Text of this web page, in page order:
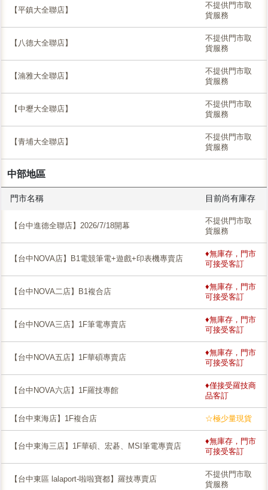
【平鎮大全聯店】
不提供門市取
貨服務
【八德大全聯店】
不提供門市取
貨服務
【湳雅大全聯店】
不提供門市取
貨服務
【中壢大全聯店】
不提供門市取
貨服務
【青埔大全聯店】
不提供門市取
貨服務
中部地區
門市名稱 目前尚有庫存
【台中進德全聯店】2026/7/18開幕
不提供門市取
貨服務
【台中NOVA店】B1電競筆電+遊戲+印表機專賣店
♦無庫存，門市
可接受客訂
【台中NOVA二店】B1複合店
♦無庫存，門市
可接受客訂
【台中NOVA三店】1F筆電專賣店
♦無庫存，門市
可接受客訂
【台中NOVA五店】1F華碩專賣店
♦無庫存，門市
可接受客訂
【台中NOVA六店】1F羅技專館
♦僅接受羅技商
品客訂
【台中東海店】1F複合店 ☆極少量現貨
【台中東海三店】1F華碩、宏碁、MSI筆電專賣店
♦無庫存，門市
可接受客訂
【台中東區 lalaport-啦啦寶都】羅技專賣店
不提供門市取
貨服務